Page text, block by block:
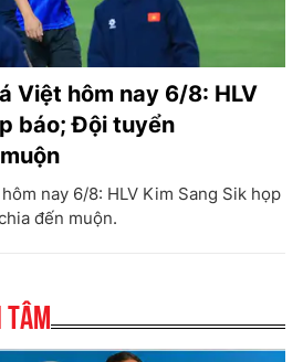
Việt hôm nay 6/8: HLV
báo; Đội tuyển
nay 6/8: HLV Kim Sang Sik họp
đến muộn.
tâm